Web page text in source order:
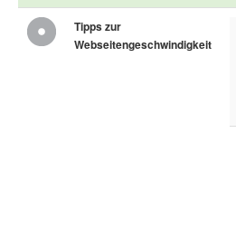
Tipps zur
Webseitengeschwindigkeit